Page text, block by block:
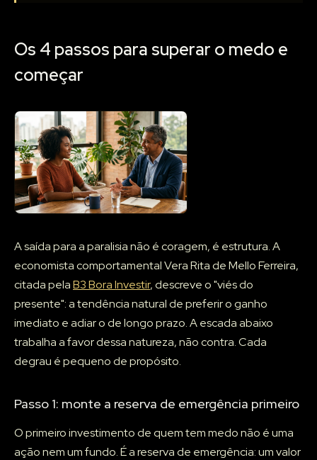
Os 4 passos para superar o medo e
começar
A saída para a paralisia não é coragem, é estrutura. A
economista comportamental Vera Rita de Mello Ferreira,
citada pelaB3 Bora Investir, descreve o "viés do
presente": a tendência natural de preferir o ganho
imediato e adiar o de longo prazo. A escada abaixo
trabalha a favor dessa natureza, não contra. Cada
degrau é pequeno de propósito.
Passo 1: monte a reserva de emergência primeiro
O primeiro investimento de quem tem medo não é uma
ação nem um fundo. É a reserva de emergência: um valor